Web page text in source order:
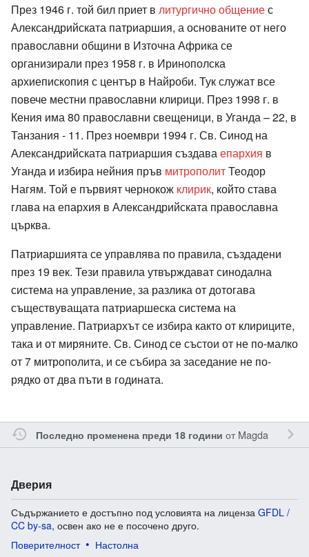
През 1946 г. той бил приет в литургично общениес
Александрийската патриаршия, а основаните от него
православни общини в Източна Африка се
организирали през 1958 г. в Иринополска
архиепископия с център в Найроби. Тук служат все
повече местни православни клирици. През 1998 г. в
Кения има 80 православни свещеници, в Уганда – 22, в
Танзания - 11. През ноември 1994 г. Св. Синод на
Александрийската патриаршия създава епархия в
Уганда и избира нейния пръв митрополитТеодор
Нагям. Той е първият чернокож клирик, който става
глава на епархия в Александрийската православна
църква.
Патриаршията се управлява по правила, създадени
през 19 век. Тези правила утвърждават синодална
система на управление, за разлика от дотогава
съществуващата патриаршеска система на
управление. Патриархът се избира както от клириците,
така и от миряните. Св. Синод се състои от не по-малко
от 7 митрополита, и се събира за заседание не по-
рядко от два пъти в годината.
Последно променена преди 18 години от Magda
Дверия
Съдържанието е достъпно под условията на лиценза GFDL /
CC by-sa, освен ако не е посочено друго.
Поверителност
Настолна